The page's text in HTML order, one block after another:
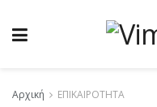
Αρχική ΕΠΙΚΑΙΡΟΤΗΤΑ